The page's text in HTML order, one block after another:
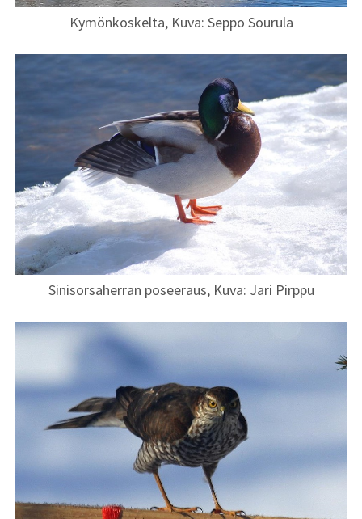
Vuoden 2016
Vuoden 2015
Vuoden 2014
kuvat
Vuoden 2013
kuvat
Vuoden 2012
kuvat
Vuoden 2011
kuvat
kuvat
Kuvaaminen
Kymönkoskelta, Kuva: Seppo Sourula
Sinisorsaherran poseeraus, Kuva: Jari Pirppu